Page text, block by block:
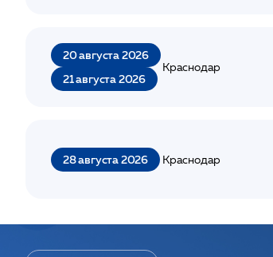
20 августа 2026
21 августа 2026
Краснодар
28 августа 2026 Краснодар